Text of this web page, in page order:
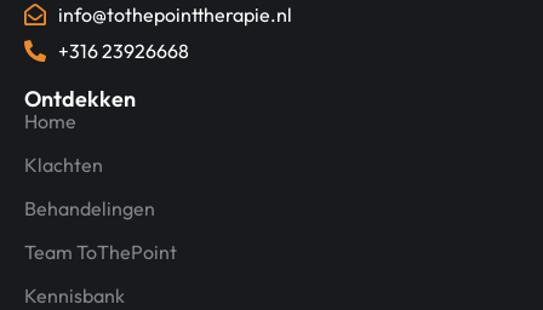
info@tothepointtherapie.nl
+316 23926668
Ontdekken
Home
Klachten
Behandelingen
Team ToThePoint
Kennisbank